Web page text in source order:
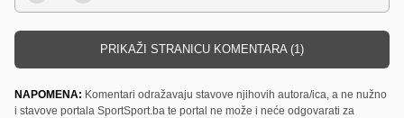
PRIKAŽI STRANICU KOMENTARA (1)
NAPOMENA: Komentari odražavaju stavove njihovih autora/ica, a ne nužno
i stavove portala SportSport.ba te portal ne može i neće odgovarati za